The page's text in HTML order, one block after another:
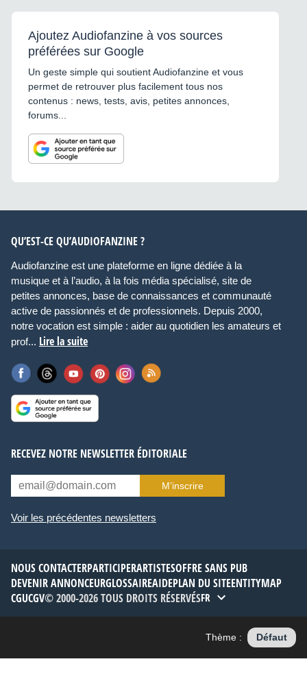
Ajoutez Audiofanzine à vos sources
préférées sur Google
Un geste simple qui soutient Audiofanzine et vous
permet de retrouver plus facilement tous nos
contenus : news, tests, avis, petites annonces,
forums...
QU’EST-CE QU’AUDIOFANZINE ?
Audiofanzine est une plateforme en ligne dédiée à la
musique et à l’audio, à la fois média spécialisé, site de
petites annonces, base de connaissances et communauté
active de passionnés et de professionnels. Depuis 2000,
notre vocation est simple : aider au quotidien les amateurs et
prof... Lire la suite
RECEVEZ NOTRE NEWSLETTER ÉDITORIALE
M’inscrire
Voir les précédentes newsletters
NOUS CONTACTERPARTICIPERARTISTESOFFRE SANS PUB
DEVENIR ANNONCEURGLOSSAIREAIDEPLAN DU SITEENTITYMAP
CGUCGV© 2000-2026 TOUS DROITS RÉSERVÉSFR
Thème : Défaut